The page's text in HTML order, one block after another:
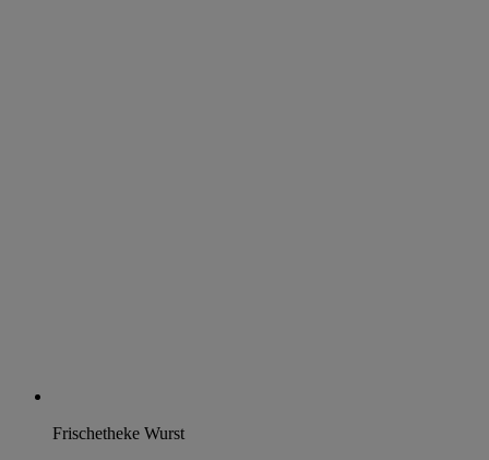
Frischetheke Wurst